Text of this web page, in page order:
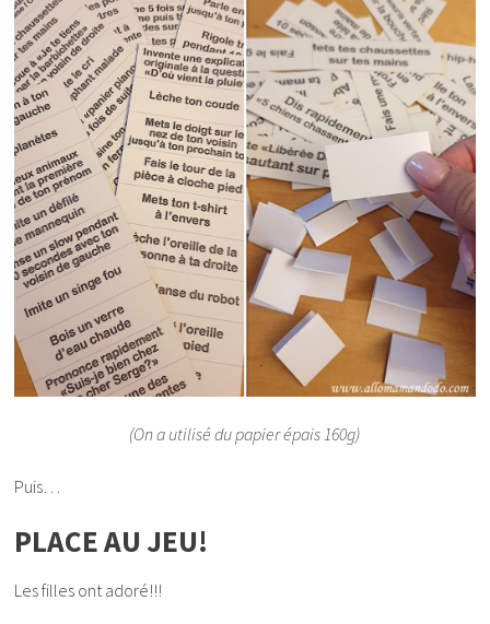
(On a utilisé du papier épais 160g)
Puis…
PLACE AU JEU!
Les filles ont adoré!!!